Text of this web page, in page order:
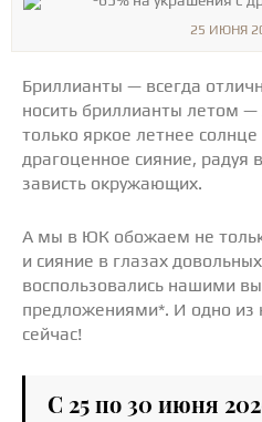
25 ИЮНЯ
Бриллианты — всегда
носить бриллианты летом
только яркое летнее
драгоценное сияние, радуя
зависть окружающих.
А мы в ЮК обожаем не
и сияние в глазах
воспользовались нашими
предложениями*. И одно из
сейчас!
С 25 по 30 июня